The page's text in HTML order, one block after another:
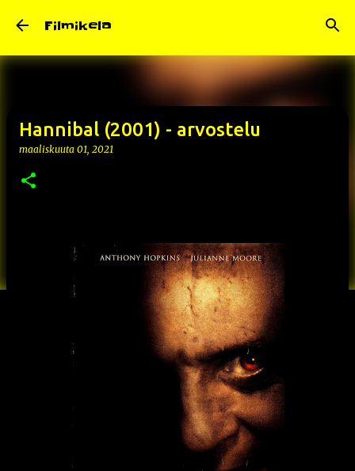
Filmikela
Hannibal (2001) - arvostelu
maaliskuuta 01, 2021